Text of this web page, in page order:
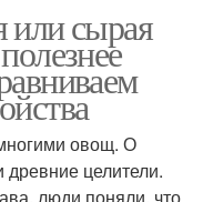
или сырая
овощ. О
древние целители.